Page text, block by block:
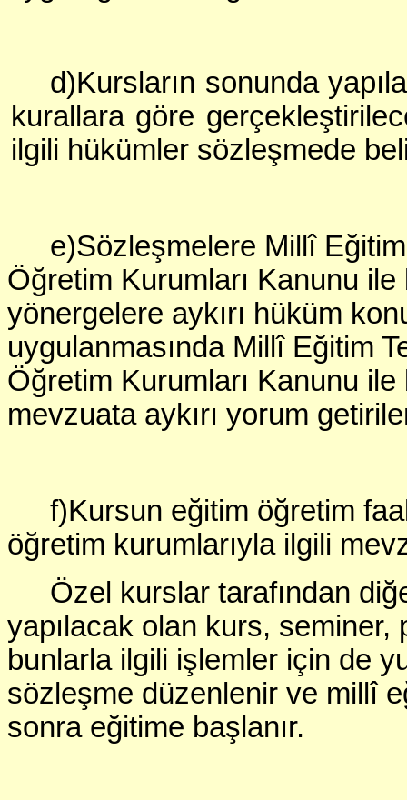
d)Kursların sonunda
kurallara göre
ilgili hükümler sözleşmede
e)Sözleşmelere Millî
Öğretim Kurumları Kanunu ile
yönergelere aykırı hüküm
uygulanmasında Millî Eğitim
Öğretim Kurumları Kanunu ile
mevzuata aykırı yorum
f)Kursun eğitim öğretim
öğretim kurumlarıyla ilgili
Özel kurslar tarafından
yapılacak olan kurs,
bunlarla ilgili işlemler için de
sözleşme düzenlenir ve millî
sonra eğitime başlanır.